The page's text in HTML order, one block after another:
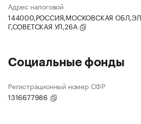
Адрес налоговой
144000,РОССИЯ,МОСКОВСКАЯ
Г,СОВЕТСКАЯ УЛ,26А
Социальные фонды
Регистрационный номер СФР
1316677986